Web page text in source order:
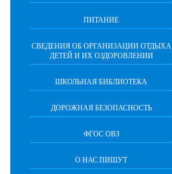
ПИТАНИЕ
СВЕДЕНИЯ ОБ ОРГАНИЗАЦИИ ОТДЫХА
ДЕТЕЙ И ИХ ОЗДОРОВЛЕНИИ
ШКОЛЬНАЯ БИБЛИОТЕКА
ДОРОЖНАЯ БЕЗОПАСНОСТЬ
ФГОС ОВЗ
О НАС ПИШУТ